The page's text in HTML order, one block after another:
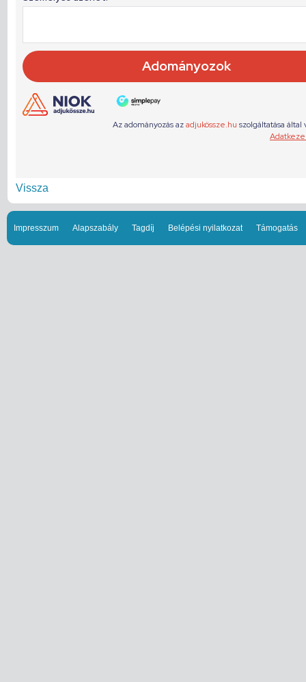
Vissza
Impresszum Alapszabály Tagdíj Belépési nyilatkozat Támogatás